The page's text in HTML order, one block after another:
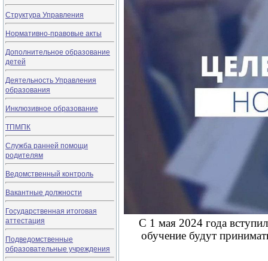
Структура Управления
Нормативно-правовые акты
Дополнительное образование
детей
Деятельность Управления
образования
Инклюзивное образование
ТПМПК
Служба ранней помощи
родителям
Ведомственный контроль
Вакантные должности
Государственная итоговая
аттестация
Подведомственные
образовательные учреждения
С 1 мая 2024 года
обучение будут